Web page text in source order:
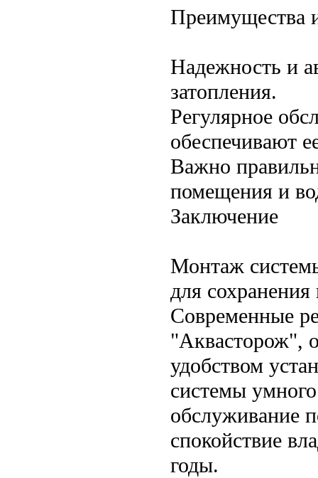
Преимущества
Надежность и
затопления.
Регулярное
обеспечивают
Важно
помещения и
Заключение
Монтаж
для
Современные
"Аквасторож",
удобством
системы
обслуживание
спокойствие
годы.